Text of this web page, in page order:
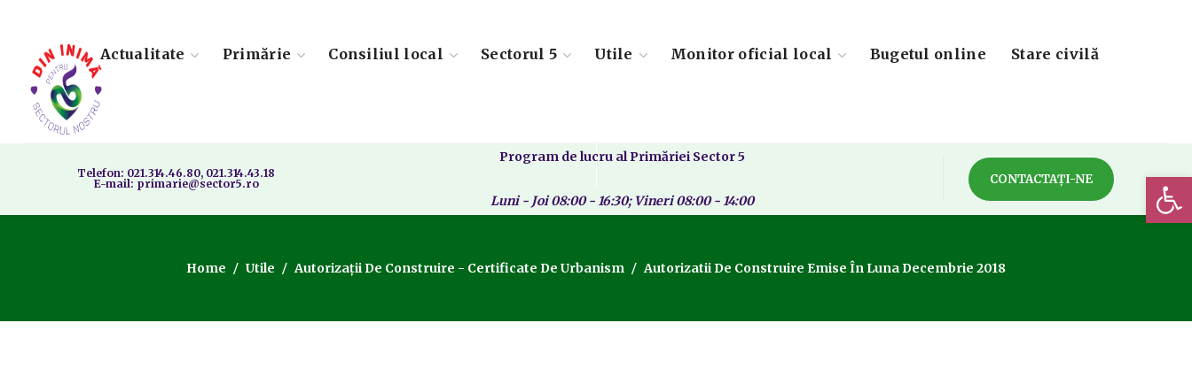
Actualitate Primărie Consiliul local Sectorul 5 Utile Monitor oficial local Bugetul online Stare civilă
Telefon: 021.314.46.80, 021.314.43.18
E-mail: primarie@sector5.ro
Program de lucru al Primăriei Sector 5
Luni - Joi 08:00 - 16:30; Vineri 08:00 - 14:00
CONTACTAȚI-NE
Home Utile Autorizații De Construire - Certificate De Urbanism Autorizatii De Construire Emise În Luna Decembrie 2018